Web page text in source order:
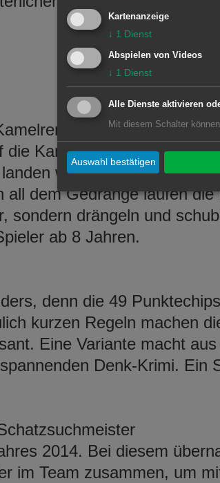
mitten in der
die Kamele und versuchen
werden und welches
all dem Gedränge laufen
sondern drängeln und
ab 8 Jahren.
denn die 49
kurzen Regeln machen
Eine Variante macht
Denk-Krimi. Ein
2014. Bei diesem
im Team zusammen, um
Kartenanzeige
↓ 1 Dienst
Abspielen von Videos
↓ 1 Dienst
Alle Dienste aktivieren
Mit diesem Schalter
Auswahl bestätigen